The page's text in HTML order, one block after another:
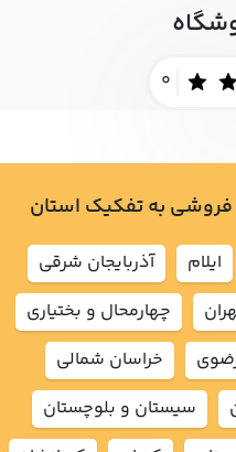
0
فروشی به تفکیک استان
ايلام
آذربايجان شرقي
چهارمحال و بختياري
خراسان شمالي
سيستان و بلوچستان